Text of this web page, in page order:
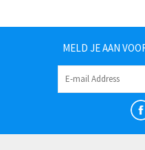
MELD JE AAN